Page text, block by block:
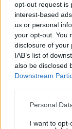
opt-out request is
interest-based
us or personal
your opt-out. You
disclosure of your
IAB’s list of
also be disclosed
Downstream
Please note that
not limited to
Personal
I want to
ΑΠΑΝΤΗΣΗ
Μπράβο
04.01.2025, 23:03
Μπράβο,
ΑΠΑΝΤΗΣΗ
ΠΑΕ ΠΑΟ